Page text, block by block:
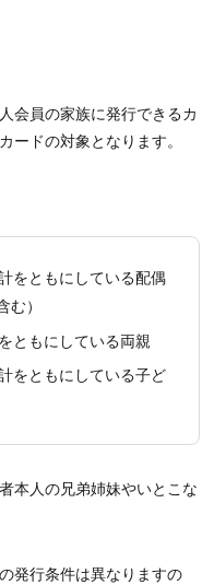
会員の家族に発行できるカ
ードの対象となります。
をともにしている配偶
む）
ともにしている両親
をともにしている子ど
本人の兄弟姉妹やいとこな
発行条件は異なりますの